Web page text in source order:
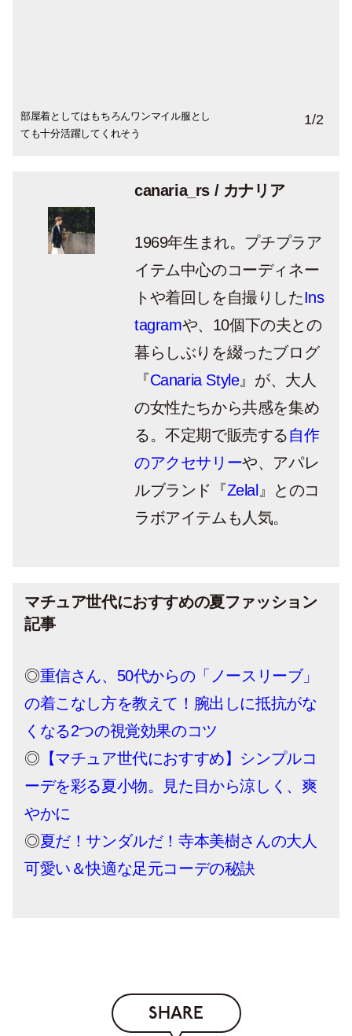
部屋着としてはもちろんワンマイル服とし
ても十分活躍してくれそう
これまで来ていた無印のパジャマ。メンズ
ライクなストライプがお気に入りでした
1/2
canaria_rs / カナリア
1969年生まれ。プチプラア
イテム中心のコーディネー
トや着回しを自撮りしたIns
tagramや、10個下の夫との
暮らしぶりを綴ったブログ
『Canaria Style』が、大人
の女性たちから共感を集め
る。不定期で販売する自作
のアクセサリーや、アパレ
ルブランド『Zelal 』とのコ
ラボアイテムも人気。
マチュア世代におすすめの夏ファッション
記事
◎重信さん、50代からの「ノースリーブ」
の着こなし方を教えて！腕出しに抵抗がな
くなる2つの視覚効果のコツ
◎ 【マチュア世代におすすめ】シンプルコ
ーデを彩る夏小物。見た目から涼しく、爽
やかに
◎夏だ！サンダルだ！寺本美樹さんの大人
可愛い＆快適な足元コーデの秘訣
SHARE